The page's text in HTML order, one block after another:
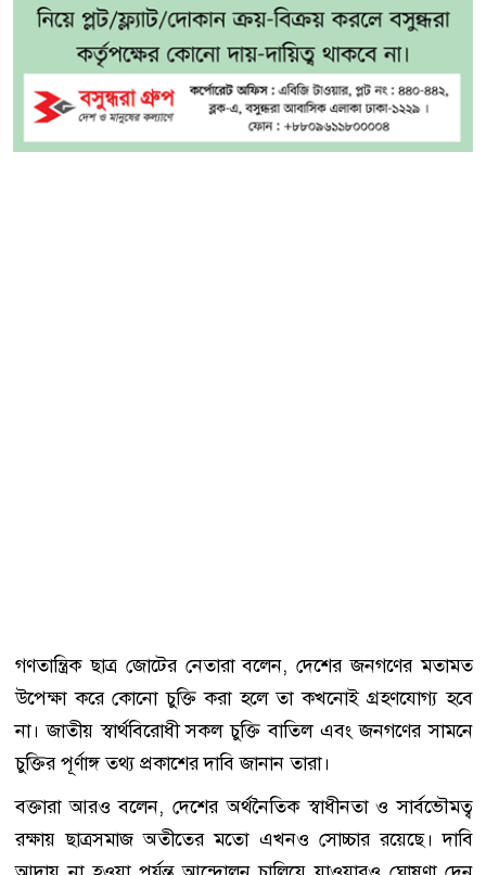
গণতান্ত্রিক ছাত্র জোটের নেতারা বলেন, দেশের জনগণের মতামত
উপেক্ষা করে কোনো চুক্তি করা হলে তা কখনোই গ্রহণযোগ্য হবে
না। জাতীয় স্বার্থবিরোধী সকল চুক্তি বাতিল এবং জনগণের সামনে
চুক্তির পূর্ণাঙ্গ তথ্য প্রকাশের দাবি জানান তারা।
বক্তারা আরও বলেন, দেশের অর্থনৈতিক স্বাধীনতা ও সার্বভৌমত্ব
রক্ষায় ছাত্রসমাজ অতীতের মতো এখনও সোচ্চার রয়েছে। দাবি